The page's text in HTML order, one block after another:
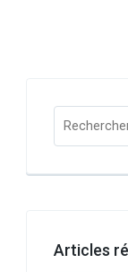
Articles